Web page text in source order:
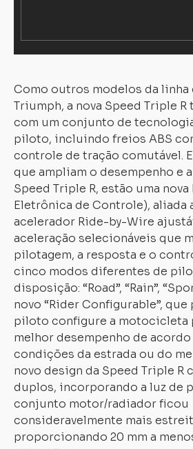
Como outros modelos da
Triumph, a nova Speed Triple R
com um conjunto de
piloto, incluindo freios ABS
controle de tração comutável.
que ampliam o desempenho e
Speed Triple R, estão uma nova
Eletrônica de Controle), aliada
acelerador Ride-by-Wire
aceleração selecionáveis que
pilotagem, a resposta e o
cinco modos diferentes de
disposição: “Road”, “Rain”,
novo “Rider Configurable”,
piloto configure a motocicleta
melhor desempenho de acordo
condições da estrada ou do
novo design da Speed Triple R
duplos, incorporando a luz de
conjunto motor/radiador ficou
consideravelmente mais
proporcionando 20 mm a